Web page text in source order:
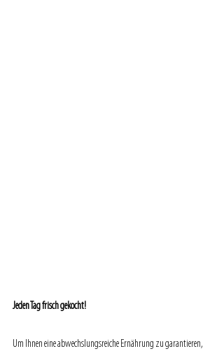
Jeden Tag frisch gekocht!
Um Ihnen eine abwechslungsreiche Ernährung zu garantieren,